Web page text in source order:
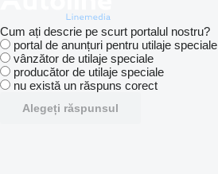
Cum ați descrie pe scurt portalul nostru?
portal de anunțuri pentru utilaje speciale
vânzător de utilaje speciale
producător de utilaje speciale
nu există un răspuns corect
Alegeți răspunsul